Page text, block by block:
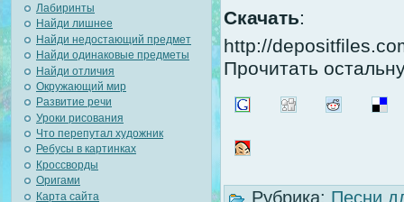
Лабиринты
Найди лишнее
Найди недостающий предмет
Найди одинаковые предметы
Найди отличия
Окружающий мир
Развитие речи
Уроки рисования
Что перепутал художник
Ребусы в картинках
Кроссворды
Оригами
Карта сайта
Скачать:
http://
Прочитать
Рубрика: Песни